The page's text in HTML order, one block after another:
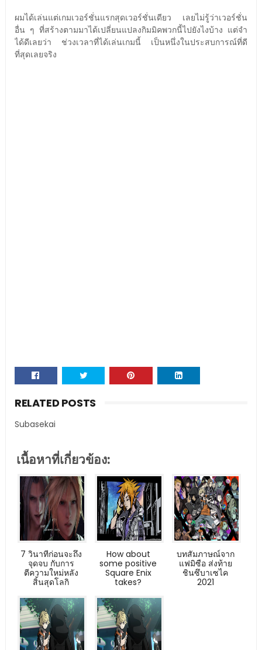
ผมได้เล่นแต่เกมเวอร์ชั่นแรกสุดเวอร์ชั่นเดียว เลยไม่รู้ว่าเวอร์ชั่น
อื่น ๆ ที่สร้างตามมาได้เปลี่ยนแปลงกิมมิคพวกนี้ไปยังไงบ้าง แต่จำ
ได้ดีเลยว่า ช่วงเวลาที่ได้เล่นเกมนี้ เป็นหนึ่งในประสบการณ์ที่ดี
ที่สุดเลยจริง
RELATED POSTS
Subasekai
เนื้อหาที่เกี่ยวข้อง:
7 วินาทีก่อนจะถึง
จุดจบ กับการ
ตีความใหม่หลัง
สิ้นสุดโลกิ
How about
some positive
Square Enix
takes?
บทสัมภาษณ์จาก
แฟมิซือ ส่งท้าย
ชินซึบาเซไค
2021